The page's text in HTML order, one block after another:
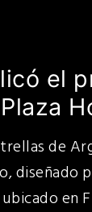
el
de
diseñado
en